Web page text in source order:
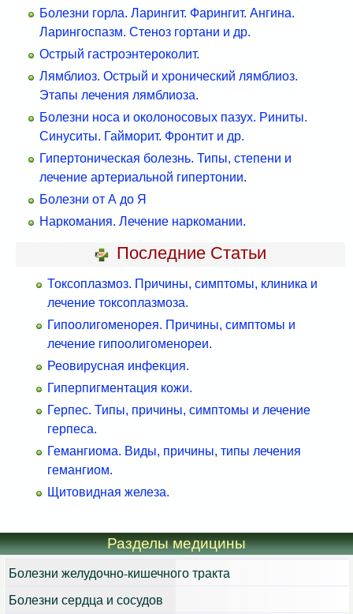
Болезни горла. Ларингит. Фарингит. Ангина.
Ларингоспазм. Стеноз гортани и др.
Острый гастроэнтероколит.
Лямблиоз. Острый и хронический лямблиоз.
Этапы лечения лямблиоза.
Болезни носа и околоносовых пазух. Риниты.
Синуситы. Гайморит. Фронтит и др.
Гипертоническая болезнь. Типы, степени и
лечение артериальной гипертонии.
Болезни от А до Я
Наркомания. Лечение наркомании.
Последние Статьи
Токсоплазмоз. Причины, симптомы, клиника и
лечение токсоплазмоза.
Гипоолигоменорея. Причины, симптомы и
лечение гипоолигоменореи.
Реовирусная инфекция.
Гиперпигментация кожи.
Герпес. Типы, причины, симптомы и лечение
герпеса.
Гемангиома. Виды, причины, типы лечения
гемангиом.
Щитовидная железа.
Разделы медицины
Болезни желудочно-кишечного тракта
Болезни сердца и сосудов